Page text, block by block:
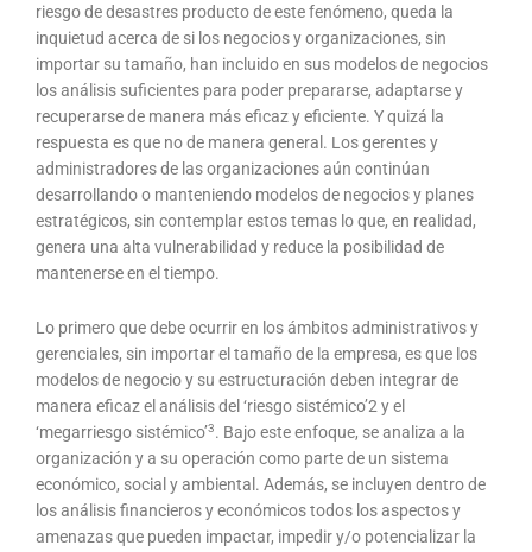
riesgo de desastres producto de este fenómeno, queda la
inquietud acerca de si los negocios y organizaciones, sin
importar su tamaño, han incluido en sus modelos de negocios
los análisis suficientes para poder prepararse, adaptarse y
recuperarse de manera más eficaz y eficiente. Y quizá la
respuesta es que no de manera general. Los gerentes y
administradores de las organizaciones aún continúan
desarrollando o manteniendo modelos de negocios y planes
estratégicos, sin contemplar estos temas lo que, en realidad,
genera una alta vulnerabilidad y reduce la posibilidad de
mantenerse en el tiempo.
Lo primero que debe ocurrir en los ámbitos administrativos y
gerenciales, sin importar el tamaño de la empresa, es que los
modelos de negocio y su estructuración deben integrar de
manera eficaz el análisis del ‘riesgo sistémico’2 y el
‘megarriesgo sistémico’3. Bajo este enfoque, se analiza a la
organización y a su operación como parte de un sistema
económico, social y ambiental. Además, se incluyen dentro de
los análisis financieros y económicos todos los aspectos y
amenazas que pueden impactar, impedir y/o potencializar la